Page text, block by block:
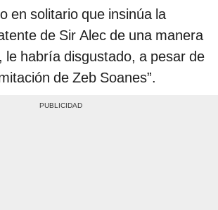
en solitario que insinúa la
de Sir Alec de una manera
le habría disgustado, a pesar de
de Zeb Soanes”.